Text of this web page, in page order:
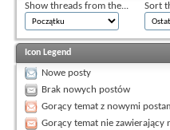
Show threads from the... Sort
Icon Legend
Nowe posty
Brak nowych postów
Gorący temat z nowymi
Gorący temat nie zawierający